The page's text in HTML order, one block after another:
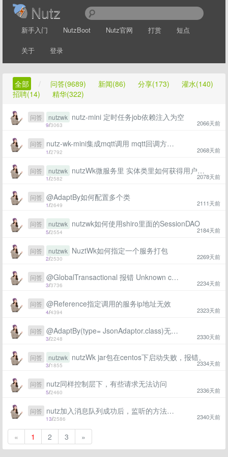
Nutz
新手入门 NutzBoot Nutz官网 打赏 短点
关于 登录
全部 / 问答(9689) 新闻(86) 分享(173)
灌水(140)
招聘(14)
精华(322)
9/3063 2066天前
问答 nutzwk nutz-mini 定时任务job依赖注入为空
1/2792 2068天前
问答 nutz-wk-mini集成mqtt调用 mqtt回调方法 依赖注入是空的
1/2582 2078天前
问答 nutzwk nutzWk微服务里 实体类里如何获得用户uid
1/2649 2111天前
问答 @AdaptBy如何配置多个类
5/2554 2184天前
问答 nutzwk nutzwk如何使用shiro里面的SessionDAO
2/2530 2269天前
问答 nutzwk NuztWk如何指定一个服务打包
3/3736 2234天前
问答 @GlobalTransactional 报错 Unknown column 'context' in 'field list'
4/4394 2323天前
问答 @Reference指定调用的服务ip地址无效
3/2248 2330天前
问答 @AdaptBy(type= JsonAdaptor.class)无法接收Request payload数组对象
3/1855 2334天前
问答 nutzwk nutzWk jar包在centos下启动失败，报错。
5/2460 2336天前
问答 nutz同样控制层下，有些请求无法访问
13/2586 2340天前
问答 nutz加入消息队列成功后，监听的方法怎么定义
« 1 2 3 »